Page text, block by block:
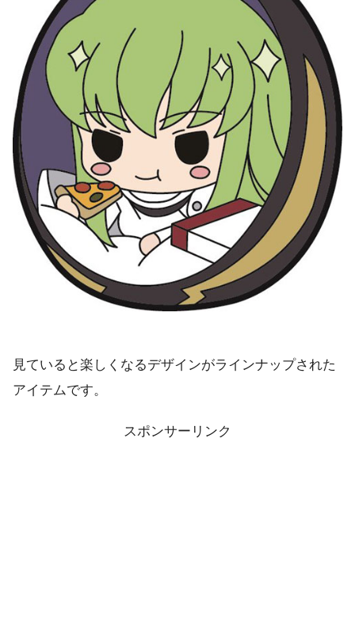
見ていると楽しくなるデザインがラインナップされた
アイテムです。
スポンサーリンク